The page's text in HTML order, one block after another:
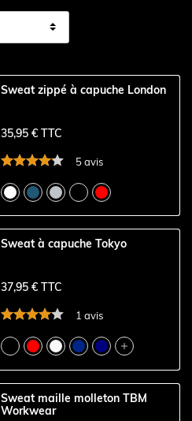
Sweat zippé à capuche London
35,95 € TTC
5 avis
Sweat à capuche Tokyo
37,95 € TTC
1 avis

Sweat maille molleton TBM
Workwear